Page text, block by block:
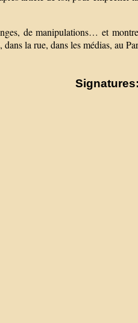
de manipulations… et
la rue, dans les médias, au